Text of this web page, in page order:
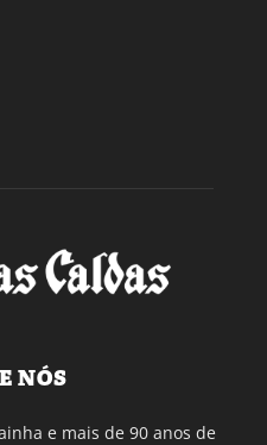
NÓS
e mais de 90 anos de